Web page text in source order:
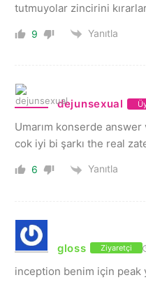
tutmuyolar zincirini
9 Yanıtla
dejunsexual
Umarım konserde
cok iyi bi şarkı the real
6 Yanıtla
gloss Ziyaretçi
inception benim için peak